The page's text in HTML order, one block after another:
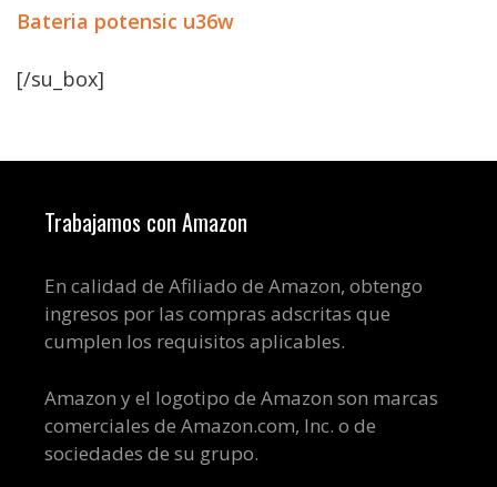
Bateria potensic u36w
[/su_box]
Trabajamos con Amazon
En calidad de Afiliado de Amazon, obtengo
ingresos por las compras adscritas que
cumplen los requisitos aplicables.
Amazon y el logotipo de Amazon son marcas
comerciales de Amazon.com, Inc. o de
sociedades de su grupo.